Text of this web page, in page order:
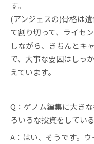
す。
(アンジェスの)骨格は
て割り切って、ライセ
しながら、きちんとキ
で、大事な要因はしっ
えています。
Q：ゲノム編集に大き
ろいろな投資をしてい
A：はい、そうです。